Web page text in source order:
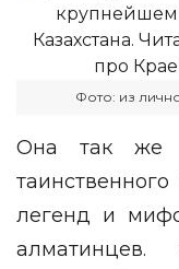
Фото: из
Она так же
легенд и